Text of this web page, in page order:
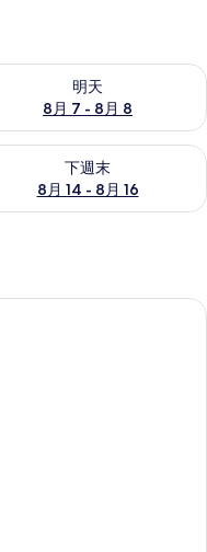
明天
8月 7 - 8月 8
天 (8月 7 - 8月 8) 的供
下週末
8月 14 - 8月 16
週末 (8月 14 - 8月 16)
人或雙床房, 部分海景 | 高級寢